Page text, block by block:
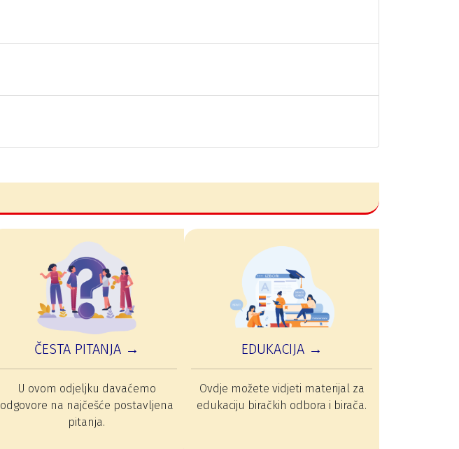
ČESTA PITANJA →
U ovom odjeljku davaćemo
odgovore na najčešće postavljena
pitanja.
EDUKACIJA →
Ovdje možete vidjeti materijal za
edukaciju biračkih odbora i birača.